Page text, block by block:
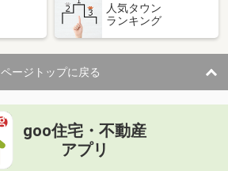
人気タウン
ランキング
ページトップに戻る
goo住宅・不動産
アプリ